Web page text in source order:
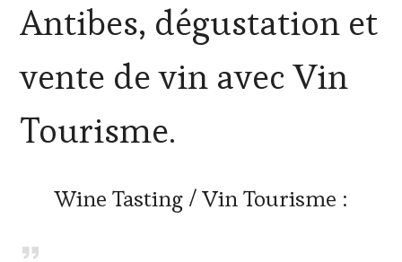
&
DÉGUSTATIONS,
TASTING,
VIGNOBLES,
TASTING
VOUCHER
Antibes, dégustation et
vente de vin avec Vin
Tourisme.
Wine Tasting / Vin Tourisme :